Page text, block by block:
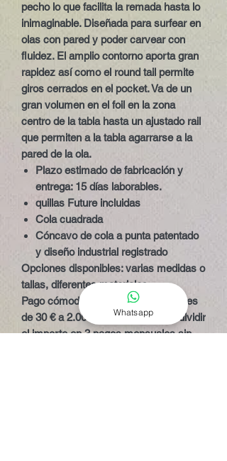
pecho lo que facilita la remada hasta lo
inimaginable. Diseñada para surfear en
olas con pared y poder carvear con
fluidez. El amplio contorno aporta gran
rapidez así como el round tail permite
giros cerrados en el pocket. Va de un
gran volumen en el foil en la zona
centro de la tabla hasta un ajustado rail
que permiten a la tabla agarrarse a la
pared de la ola.
Plazo estimado de fabricación y
entrega: 15 días laborables.
quillas Future incluidas
Cola cuadrada
Cóncavo de cola a punta patentado
y diseño industrial registrado
Opciones disponibles:varias medidas o
tallas, diferentes materiales.
Pago cómodo:
para compras elegibles
de 30 € a 2.000 €, PayPal permite dividir
el importe en 3 pagos mensuales sin
Whatsapp